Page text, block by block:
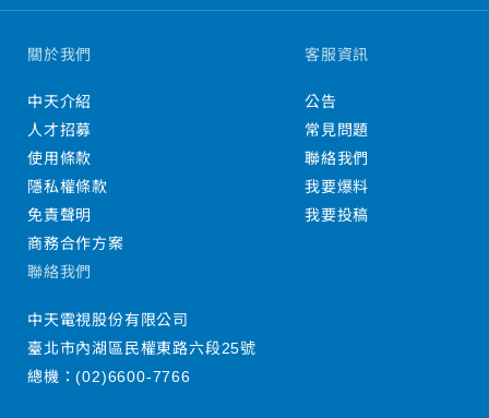
關於我們
中天介紹
人才招募
使用條款
隱私權條款
免責聲明
商務合作方案
客服資訊
公告
常見問題
聯絡我們
我要爆料
我要投稿
聯絡我們
中天電視股份有限公司
臺北市內湖區民權東路六段25號
總機：(02)6600-7766